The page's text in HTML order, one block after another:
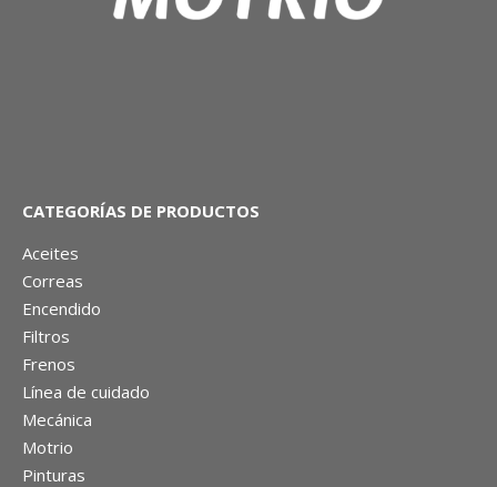
CATEGORÍAS DE PRODUCTOS
Aceites
Correas
Encendido
Filtros
Frenos
Línea de cuidado
Mecánica
Motrio
Pinturas